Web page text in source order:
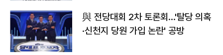
與 전당대회 2차 토론회…'탈당 의혹
·신천지 당원 가입 논란' 공방